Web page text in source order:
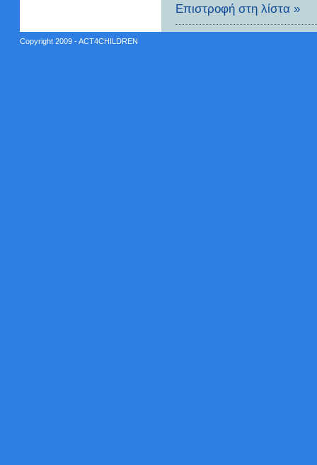
Επιστροφή στη λίστα »
Copyright 2009 - ACT4CHILDREN